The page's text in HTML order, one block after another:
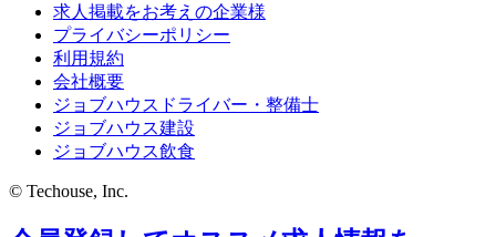
求人掲載をお考えの企業様
プライバシーポリシー
利用規約
会社概要
ジョブハウスドライバー・整備士
ジョブハウス建設
ジョブハウス飲食
© Techouse, Inc.